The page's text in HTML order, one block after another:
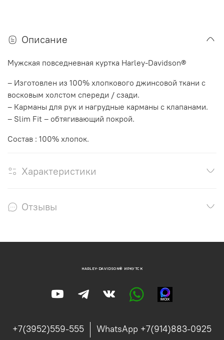
Описание
Мужская повседневная куртка Harley-Davidson®
– Изготовлен из 100% хлопкового джинсовой ткани с
восковым холстом спереди / сзади.
– Карманы для рук и нагрудные карманы с клапанами.
– Slim Fit – обтягивающий покрой.
Состав : 100% хлопок.
Характеристики
Отзывы
+7(3952)559-555
WhatsApp +7(914)883-0925
HARLEY-DAVIDSON® ИРКУТСК